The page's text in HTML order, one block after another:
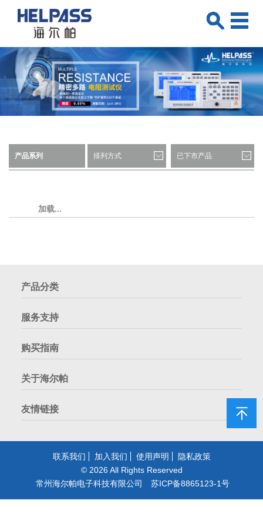
产品系列 排列方式 已下市产品
加载...
产品分类
服务支持
购买指南
关于海尔帕
友情链接
联系我们 加入我们 使用声明
隐私政策
© 2026 All Rights Reserved
常州海尔帕电子科技有限公司
苏ICP备8865123-1号